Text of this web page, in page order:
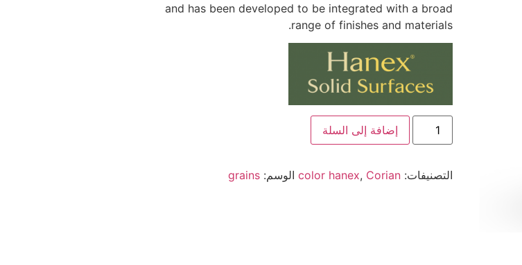
and has been developed to be integrated with a broad
range of finishes and materials.
إضافة إلى السلة
التصنيفات: color hanex, Corian الوسم:grains